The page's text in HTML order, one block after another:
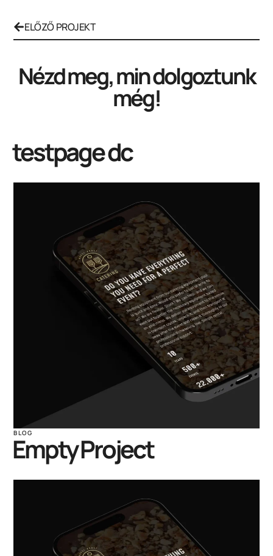
ELŐZŐ PROJEKT
Nézd meg, min dolgoztunk
még!
testpage dc
BLOG
Empty Project